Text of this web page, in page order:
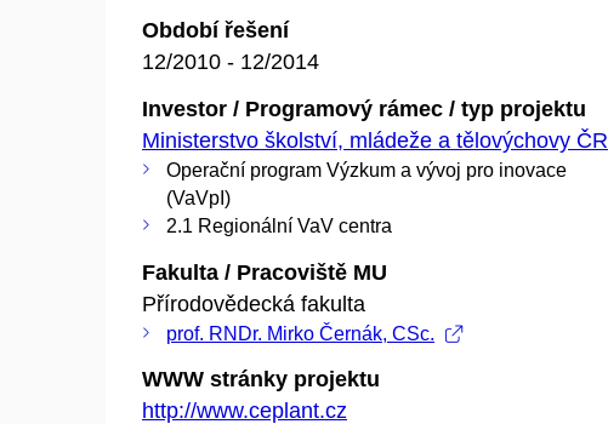
Období řešení
12/2010 - 12/2014
Investor / Programový rámec / typ projektu
Ministerstvo školství, mládeže a tělovýchovy ČR
Operační program Výzkum a vývoj pro inovace
(VaVpI)
2.1 Regionální VaV centra
Fakulta / Pracoviště MU
Přírodovědecká fakulta
prof. RNDr. Mirko Černák, CSc.
WWW stránky projektu
http://www.ceplant.cz